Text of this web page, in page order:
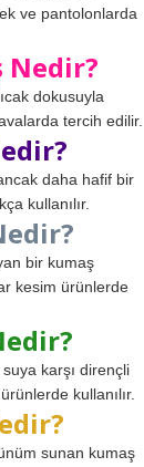
ve pantolonlarda
Nedir?
dokusuyla
tercih edilir.
daha hafif bir
kullanılır.
bir kumaş
kesim ürünlerde
suya karşı dirençli
kullanılır.
sunan kumaş